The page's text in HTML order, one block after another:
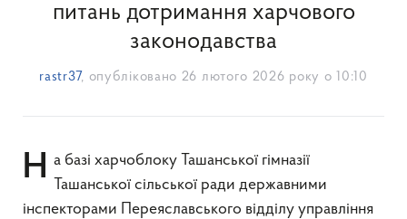
питань дотримання харчового
законодавства
rastr37, опубліковано 26 лютого 2026 року о 10:10
На базі харчоблоку Ташанської гімназії Ташанської сільської ради державними
інспекторами Переяславського відділу управління